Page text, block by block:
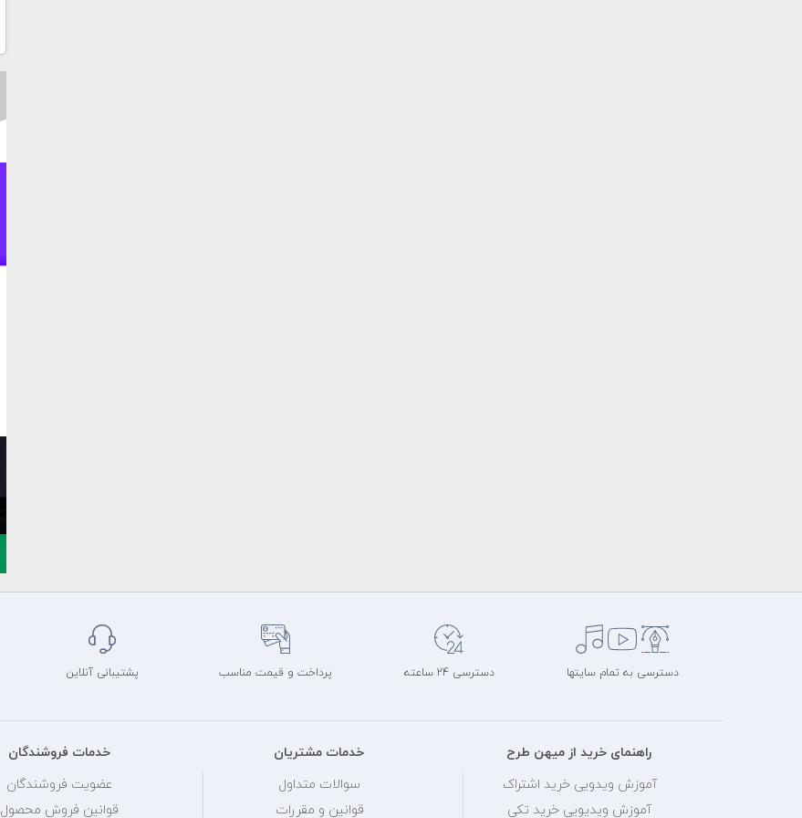
دسترسی به تمام سایتها دسترسی 24 ساعته پرداخت و قیمت مناسب پشتیبانی آنلاین
راهنمای خرید از میهن طرح
آموزش ویدویی خرید اشتراک
آموزش ویدیویی خرید تکی
خدمات مشتریان
سوالات متداول
قوانین و مقررات
خدمات فروشندگان
عضویت فروشندگان
قوانین فروش محصول